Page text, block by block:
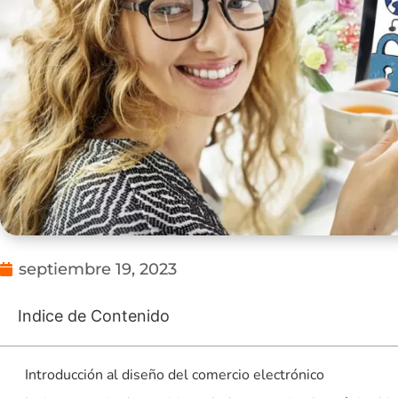
septiembre 19, 2023
Indice de Contenido
Introducción al diseño del comercio electrónico